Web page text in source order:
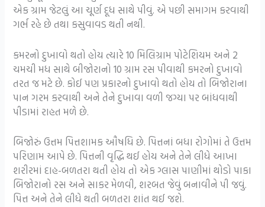
એક ગ્રામ જેટલું આ ચૂર્ણ દૂધ સાથે પીવું. એ પછી સમાગમ કરવાથી
ગર્ભ રહે છે તથા કસુવાવડ થતી નથી.
કમરનો દુખાવો થતો હોય ત્યારે 10 મિલિગ્રામ પોટેશિયમ અને 2
ચમચી મધ સાથે બીજોરાનો 10 ગ્રામ રસ પીવાથી કમરનો દુખાવો
તરત જ મટે છે. કોઈ પણ પ્રકારનો દુખાવો થતો હોય તો બિજોરાના
પાન ગરમ કરવાથી અને તેને દુખાવા વળી જગ્યા પર બાંધવાથી
પીડામાં રાહત મળે છે.
બિજોરું ઉત્તમ પિત્તશામક ઔષધિ છે. પિત્તનાં બધા રોગોમાં તે ઉત્તમ
પરિણામ આપે છે. પિત્તની વૃદ્ધિ થઈ હોય અને તેને લીધે આખા
શરીરમાં દાહ-બળતરા થતી હોય તો એક ગ્લાસ પાણીમાં થોડો પાકા
બિજોરાનો રસ અને સાકર મેળવી, શરબત જેવું બનાવીને પી જવું.
પિત્ત અને તેને લીધે થતી બળતરા શાંત થઈ જશે.